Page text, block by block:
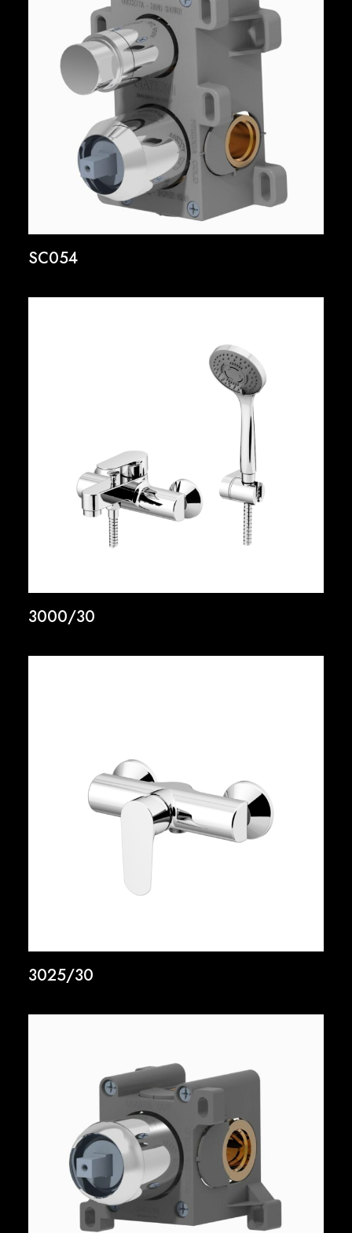
SC054
3000/30
3025/30